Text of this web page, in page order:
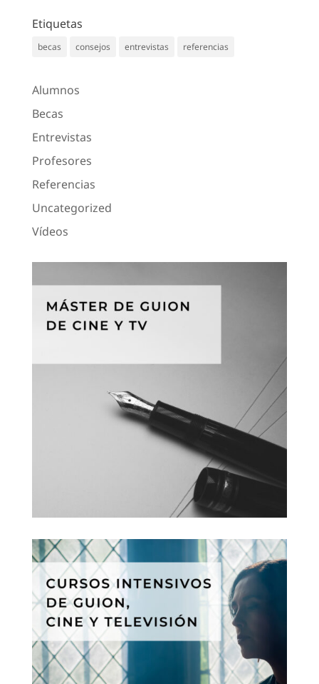
Etiquetas
becas consejos entrevistas referencias
Alumnos
Becas
Entrevistas
Profesores
Referencias
Uncategorized
Vídeos